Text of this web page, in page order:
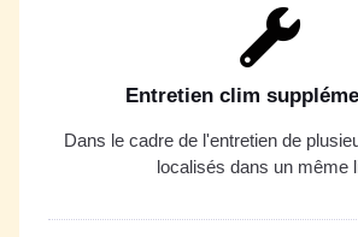
Entretien clim
Dans le cadre de l'entretien de
localisés dans un même